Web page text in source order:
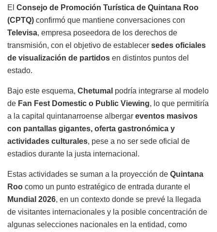
El Consejo de Promoción Turística de Quintana Roo
(CPTQ) confirmó que mantiene conversaciones con
Televisa, empresa poseedora de los derechos de
transmisión, con el objetivo de establecer sedes oficiales
de visualización de partidos en distintos puntos del
estado.
Bajo este esquema, Chetumal podría integrarse al modelo
de Fan Fest Domestic o Public Viewing, lo que permitiría
a la capital quintanarroense albergar eventos masivos
con pantallas gigantes, oferta gastronómica y
actividades culturales, pese a no ser sede oficial de
estadios durante la justa internacional.
Estas actividades se suman a la proyección de Quintana
Roo como un punto estratégico de entrada durante el
Mundial 2026, en un contexto donde se prevé la llegada
de visitantes internacionales y la posible concentración de
algunas selecciones nacionales en la entidad, como